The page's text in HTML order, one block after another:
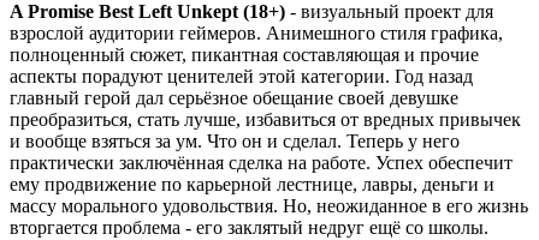
A Promise Best Left Unkept (18+) - визуальный проект для
взрослой аудитории геймеров. Анимешного стиля графика,
полноценный сюжет, пикантная составляющая и прочие
аспекты порадуют ценителей этой категории. Год назад
главный герой дал серьёзное обещание своей девушке
преобразиться, стать лучше, избавиться от вредных привычек
и вообще взяться за ум. Что он и сделал. Теперь у него
практически заключённая сделка на работе. Успех обеспечит
ему продвижение по карьерной лестнице, лавры, деньги и
массу морального удовольствия. Но, неожиданное в его жизнь
вторгается проблема - его заклятый недруг ещё со школы.